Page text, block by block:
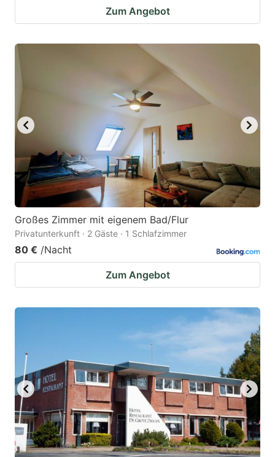
Zum Angebot
Großes Zimmer mit eigenem Bad/Flur
Privatunterkunft · 2 Gäste · 1 Schlafzimmer
80 € /Nacht
Zum Angebot